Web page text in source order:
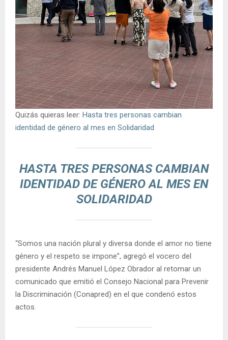
Quizás quieras leer: Hasta tres personas cambian
identidad de género al mes en Solidaridad
HASTA TRES PERSONAS CAMBIAN
IDENTIDAD DE GÉNERO AL MES EN
SOLIDARIDAD
“Somos una nación plural y diversa donde el amor no tiene
género y el respeto se impone”, agregó el vocero del
presidente Andrés Manuel López Obrador al retomar un
comunicado que emitió el Consejo Nacional para Prevenir
la Discriminación (Conapred) en el que condenó estos
actos.